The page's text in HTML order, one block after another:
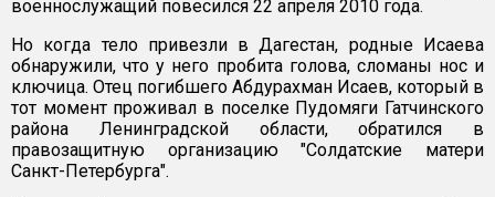
военнослужащий повесился 22 апреля 2010 года.
Но когда тело привезли в Дагестан, родные Исаева
обнаружили, что у него пробита голова, сломаны нос и
ключица. Отец погибшего Абдурахман Исаев, который в
тот момент проживал в поселке Пудомяги Гатчинского
района Ленинградской области, обратился в
правозащитную организацию "Солдатские матери
Санкт-Петербурга".